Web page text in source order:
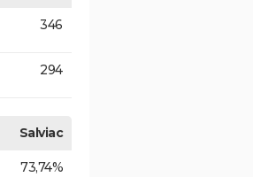
346
294
Salviac
73,74%